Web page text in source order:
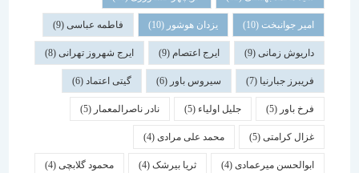
امیر جوانبخت(10) یزدان هوشور(10) فاطمه عباسی(9)
داریوش زمانی(9) ایرج اعتصام(9) ایرج شهروز تهرانی(8)
فریبرز جبارنیا(7) سیروس باور(6) گیتی اعتماد(6)
فرخ باور(5) جلیل اولیاء(5) نادر ناصرالمعمار (5)
غزال کرامتی(5) محمد علی مرادی(4)
ابوالحسن میرعمادی(4) ثریا بیرشک(4) محمود گلابچی(4)